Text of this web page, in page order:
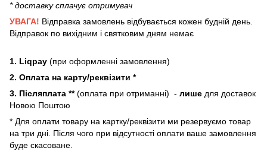
* доставку сплачує отримувач
УВАГА! Відправка замовлень відбувається кожен будній день.
Відправок по вихідним і святковим дням немає
1. Liqpay (при оформленні замовлення)
2. Оплата на карту/реквізити *
3. Післяплата **(оплата при отриманні) - лише для доставок
Новою Поштою
* Для оплати товару на картку/реквізити ми резервуємо товар
на три дні. Після чого при відсутності оплати ваше замовлення
буде скасоване.